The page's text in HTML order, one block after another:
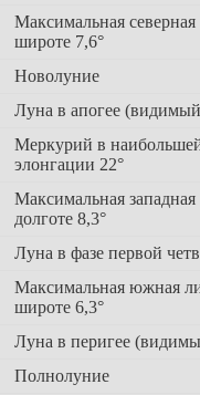
Максимальная
широте 7,6°
Новолуние
Луна в апогее
Меркурий в
элонгации 22°
Максимальная
долготе 8,3°
Луна в фазе первой
Максимальная южная
широте 6,3°
Луна в перигее
Полнолуние